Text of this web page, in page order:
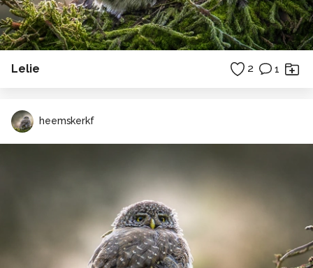
Lelie 2 1
heemskerkf